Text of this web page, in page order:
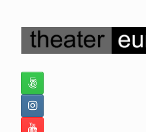
springen